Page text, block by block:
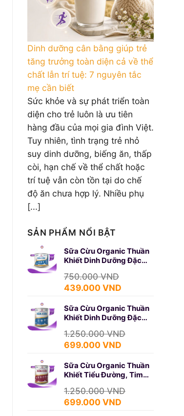
Dinh dưỡng cân bằng giúp trẻ
tăng trưởng toàn diện cả về thể
chất lẫn trí tuệ: 7 nguyên tắc
mẹ cần biết
Sức khỏe và sự phát triển toàn
diện cho trẻ luôn là ưu tiên
hàng đầu của mọi gia đình Việt.
Tuy nhiên, tình trạng trẻ nhỏ
suy dinh dưỡng, biếng ăn, thấp
còi, hạn chế về thể chất hoặc
trí tuệ vẫn còn tồn tại do chế
độ ăn chưa hợp lý. Nhiều phụ
[...]
SẢN PHẨM NỔI BẬT
Sữa Cừu Organic Thuần
Khiết Dinh Dưỡng Đặc
750.000VND
Giá
là:
750.000 VND.
439.000 VND
tại
là:
439.000 VND.
Sữa Cừu Organic Thuần
Khiết Dinh Dưỡng Đặc
1.250.000VND
Giá
là:
1.250.000 VND.
699.000 VND
tại
là:
699.000 VND.
Sữa Cừu Organic Thuần
Khiết Tiểu Đường, Tim
1.250.000VND
Giá
699.000 VND